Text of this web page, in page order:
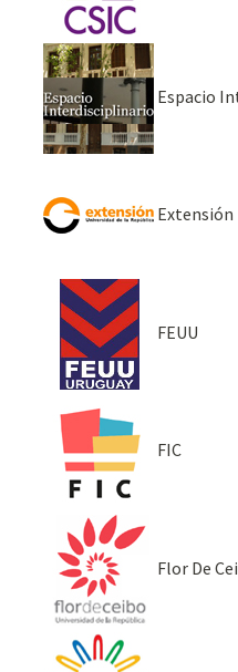
Espacio
Extensión
FEUU
FIC
Flor De